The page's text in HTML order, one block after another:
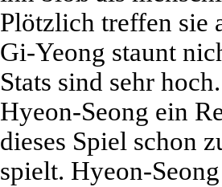
Plötzlich treffen sie
Gi-Yeong staunt
Stats sind sehr
Hyeon-Seong ein
dieses Spiel schon
spielt. Hyeon-